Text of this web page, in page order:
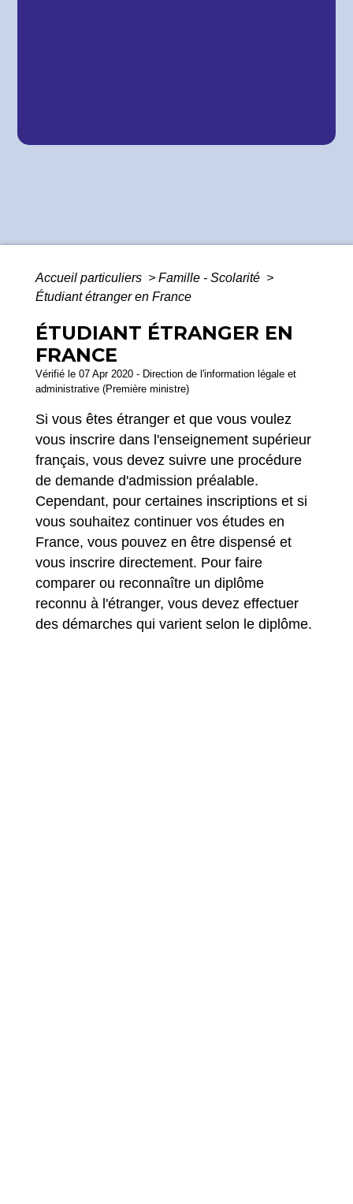
Accueil particuliers > Famille - Scolarité >
Étudiant étranger en France
ÉTUDIANT ÉTRANGER EN
FRANCE
Vérifié le 07 Apr 2020 - Direction de l'information légale et
administrative (Première ministre)
Si vous êtes étranger et que vous voulez
vous inscrire dans l'enseignement supérieur
français, vous devez suivre une procédure
de demande d'admission préalable.
Cependant, pour certaines inscriptions et si
vous souhaitez continuer vos études en
France, vous pouvez en être dispensé et
vous inscrire directement. Pour faire
comparer ou reconnaître un diplôme
reconnu à l'étranger, vous devez effectuer
des démarches qui varient selon le diplôme.